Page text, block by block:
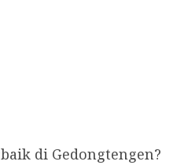
di Gedongtengen?